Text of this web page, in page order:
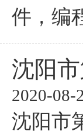
件，编
沈阳
2020-08-
沈阳市